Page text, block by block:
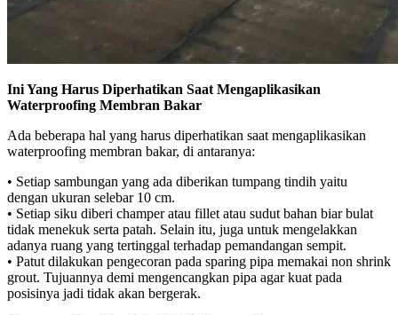
Ini Yang Harus Diperhatikan Saat Mengaplikasikan
Waterproofing Membran Bakar
Ada beberapa hal yang harus diperhatikan saat mengaplikasikan
waterproofing membran bakar, di antaranya:
• Setiap sambungan yang ada diberikan tumpang tindih yaitu
dengan ukuran selebar 10 cm.
• Setiap siku diberi champer atau fillet atau sudut bahan biar bulat
tidak menekuk serta patah. Selain itu, juga untuk mengelakkan
adanya ruang yang tertinggal terhadap pemandangan sempit.
• Patut dilakukan pengecoran pada sparing pipa memakai non shrink
grout. Tujuannya demi mengencangkan pipa agar kuat pada
posisinya jadi tidak akan bergerak.